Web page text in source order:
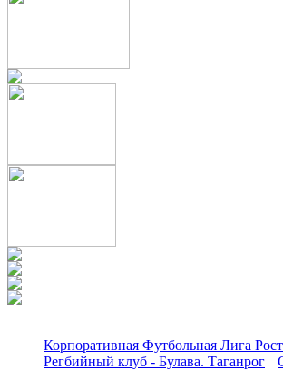
Корпоративная Футбольная Лига
Регбийный клуб - Булава. Таганрог